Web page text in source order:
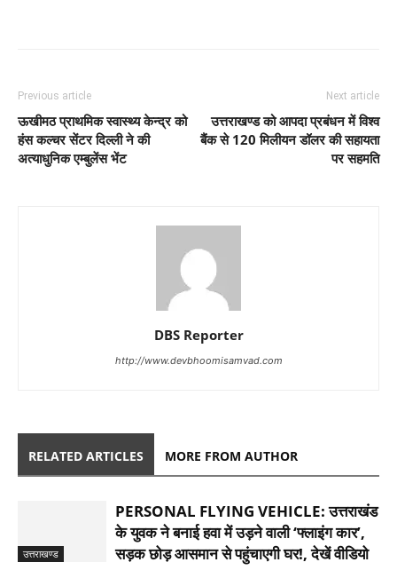
Previous article
ऊखीमठ प्राथमिक स्वास्थ्य केन्द्र को
हंस कल्चर सेंटर दिल्ली ने की
अत्याधुनिक एम्बुलेंस भेंट
Next article
उत्तराखण्ड को आपदा प्रबंधन में विश्व
बैंक से 120 मिलीयन डॉलर की सहायता
पर सहमति
DBS Reporter
http://www.devbhoomisamvad.com
RELATED ARTICLES MORE FROM AUTHOR
उत्तराखण्ड
PERSONAL FLYING VEHICLE: उत्तराखंड
के युवक ने बनाई हवा में उड़ने वाली ‘फ्लाइंग कार’,
सड़क छोड़ आसमान से पहुंचाएगी घर!, देखें वीडियो